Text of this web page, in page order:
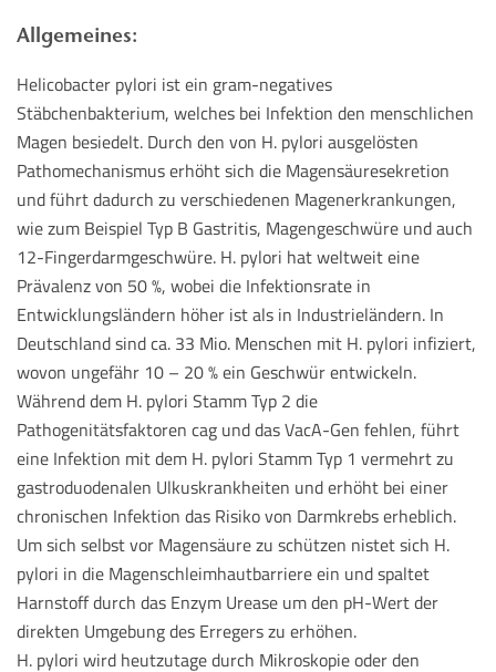
Allgemeines:
Helicobacter pylori ist ein gram-negatives
Stäbchenbakterium, welches bei Infektion den menschlichen
Magen besiedelt. Durch den von H. pylori ausgelösten
Pathomechanismus erhöht sich die Magensäuresekretion
und führt dadurch zu verschiedenen Magenerkrankungen,
wie zum Beispiel Typ B Gastritis, Magengeschwüre und auch
12-Fingerdarmgeschwüre. H. pylori hat weltweit eine
Prävalenz von 50 %, wobei die Infektionsrate in
Entwicklungsländern höher ist als in Industrieländern. In
Deutschland sind ca. 33 Mio. Menschen mit H. pylori infiziert,
wovon ungefähr 10 – 20 % ein Geschwür entwickeln.
Während dem H. pylori Stamm Typ 2 die
Pathogenitätsfaktoren cag und das VacA-Gen fehlen, führt
eine Infektion mit dem H. pylori Stamm Typ 1 vermehrt zu
gastroduodenalen Ulkuskrankheiten und erhöht bei einer
chronischen Infektion das Risiko von Darmkrebs erheblich.
Um sich selbst vor Magensäure zu schützen nistet sich H.
pylori in die Magenschleimhautbarriere ein und spaltet
Harnstoff durch das Enzym Urease um den pH-Wert der
direkten Umgebung des Erregers zu erhöhen.
H. pylori wird heutzutage durch Mikroskopie oder den